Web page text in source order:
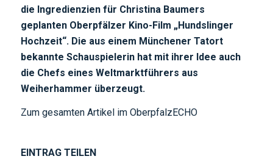
die Ingredienzien für Christina Baumers
geplanten Oberpfälzer Kino-Film „Hundslinger
Hochzeit“. Die aus einem Münchener Tatort
bekannte Schauspielerin hat mit ihrer Idee auch
die Chefs eines Weltmarktführers aus
Weiherhammer überzeugt.
Zum gesamten Artikel im OberpfalzECHO
EINTRAG TEILEN